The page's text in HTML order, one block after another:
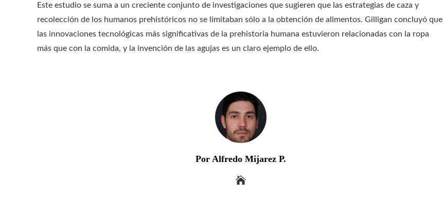
Este estudio se suma a un creciente conjunto de investigaciones que sugieren que las estrategias de caza y
recolección de los humanos prehistóricos no se limitaban sólo a la obtención de alimentos. Gilligan concluyó que
las innovaciones tecnológicas más significativas de la prehistoria humana estuvieron relacionadas con la ropa
más que con la comida, y la invención de las agujas es un claro ejemplo de ello.
Por Alfredo Mijarez P.